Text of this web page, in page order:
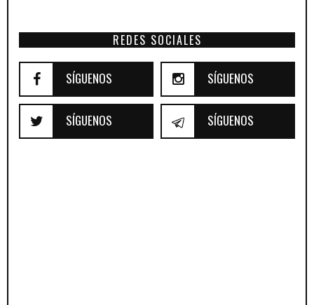
REDES SOCIALES
SÍGUENOS SÍGUENOS
SÍGUENOS SÍGUENOS